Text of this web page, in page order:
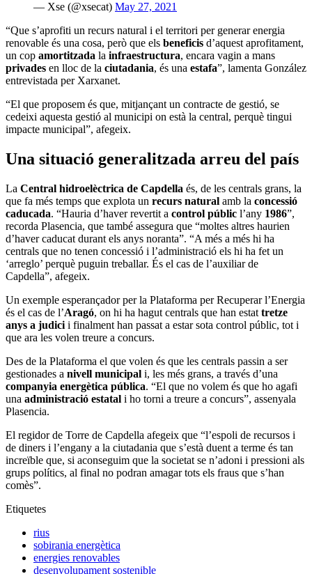
— Xse (@xsecat) May 27, 2021
“Que s’aprofiti un recurs natural i el territori per generar energia
renovable és una cosa, però que els beneficis d’aquest aprofitament,
un cop amortitzada la infraestructura, encara vagin a mans
privades en lloc de la ciutadania, és una estafa”, lamenta González
entrevistada per Xarxanet.
“El que proposem és que, mitjançant un contracte de gestió, se
cedeixi aquesta gestió al municipi on està la central, perquè tingui
impacte municipal”, afegeix.
Una situació generalitzada arreu del país
La Central hidroelèctrica de Capdella és, de les centrals grans, la
que fa més temps que explota un recurs natural amb la concessió
caducada. “Hauria d’haver revertit a control públic l’any 1986”,
recorda Plasencia, que també assegura que “moltes altres haurien
d’haver caducat durant els anys noranta”. “A més a més hi ha
centrals que no tenen concessió i l’administració els hi ha fet un
‘arreglo’ perquè puguin treballar. És el cas de l’auxiliar de
Capdella”, afegeix.
Un exemple esperançador per la Plataforma per Recuperar l’Energia
és el cas de l’Aragó, on hi ha hagut centrals que han estat tretze
anys a judici i finalment han passat a estar sota control públic, tot i
que ara les volen treure a concurs.
Des de la Plataforma el que volen és que les centrals passin a ser
gestionades a nivell municipal i, les més grans, a través d’una
companyia energètica pública. “El que no volem és que ho agafi
una administració estatal i ho torni a treure a concurs”, assenyala
Plasencia.
El regidor de Torre de Capdella afegeix que “l’espoli de recursos i
de diners i l’engany a la ciutadania que s’està duent a terme és tan
increïble que, si aconseguim que la societat se n’adoni i pressioni als
grups polítics, al final no podran amagar tots els fraus que s’han
comès”.
Etiquetes
rius
sobirania energètica
energies renovables
desenvolupament sostenible